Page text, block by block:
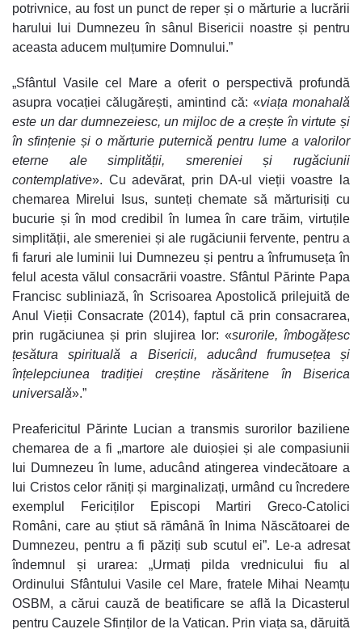
potrivnice, au fost un punct de reper și o mărturie a lucrării
harului lui Dumnezeu în sânul Bisericii noastre și pentru
aceasta aducem mulțumire Domnului.”
„Sfântul Vasile cel Mare a oferit o perspectivă profundă
asupra vocației călugărești, amintind că: «viața monahală
este un dar dumnezeiesc, un mijloc de a crește în virtute și
în sfințenie și o mărturie puternică pentru lume a valorilor
eterne ale simplității, smereniei și rugăciunii
contemplative». Cu adevărat, prin DA-ul vieții voastre la
chemarea Mirelui Isus, sunteți chemate să mărturisiți cu
bucurie și în mod credibil în lumea în care trăim, virtuțile
simplității, ale smereniei și ale rugăciunii fervente, pentru a
fi faruri ale luminii lui Dumnezeu și pentru a înfrumuseța în
felul acesta vălul consacrării voastre. Sfântul Părinte Papa
Francisc subliniază, în Scrisoarea Apostolică prilejuită de
Anul Vieții Consacrate (2014), faptul că prin consacrarea,
prin rugăciunea și prin slujirea lor: «surorile, îmbogățesc
țesătura spirituală a Bisericii, aducând frumusețea și
înțelepciunea tradiției creștine răsăritene în Biserica
universală».”
Preafericitul Părinte Lucian a transmis surorilor baziliene
chemarea de a fi „martore ale duioșiei și ale compasiunii
lui Dumnezeu în lume, aducând atingerea vindecătoare a
lui Cristos celor răniți și marginalizați, urmând cu încredere
exemplul Fericiților Episcopi Martiri Greco-Catolici
Români, care au știut să rămână în Inima Născătoarei de
Dumnezeu, pentru a fi păziți sub scutul ei”. Le-a adresat
îndemnul și urarea: „Urmați pilda vrednicului fiu al
Ordinului Sfântului Vasile cel Mare, fratele Mihai Neamțu
OSBM, a cărui cauză de beatificare se află la Dicasterul
pentru Cauzele Sfinților de la Vatican. Prin viața sa, dăruită